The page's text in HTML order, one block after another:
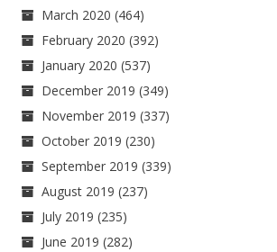
March 2020 (464)
February 2020 (392)
January 2020 (537)
December 2019 (349)
November 2019 (337)
October 2019 (230)
September 2019 (339)
August 2019 (237)
July 2019 (235)
June 2019 (282)